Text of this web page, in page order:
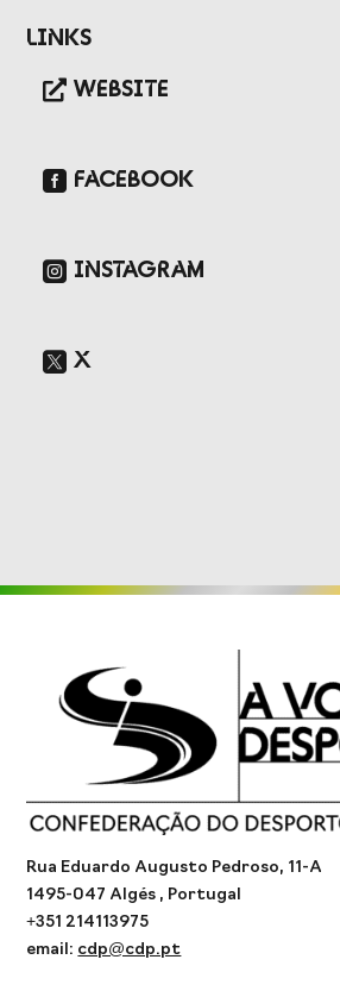
Prémios Voz do
Desporto
Congresso
Links
WEBSITE
FACEBOOK
INSTAGRAM
X
Rua Eduardo Augusto Pedroso, 11-A
1495-047 Algés , Portugal
+351 214113975
email: cdp@cdp.pt